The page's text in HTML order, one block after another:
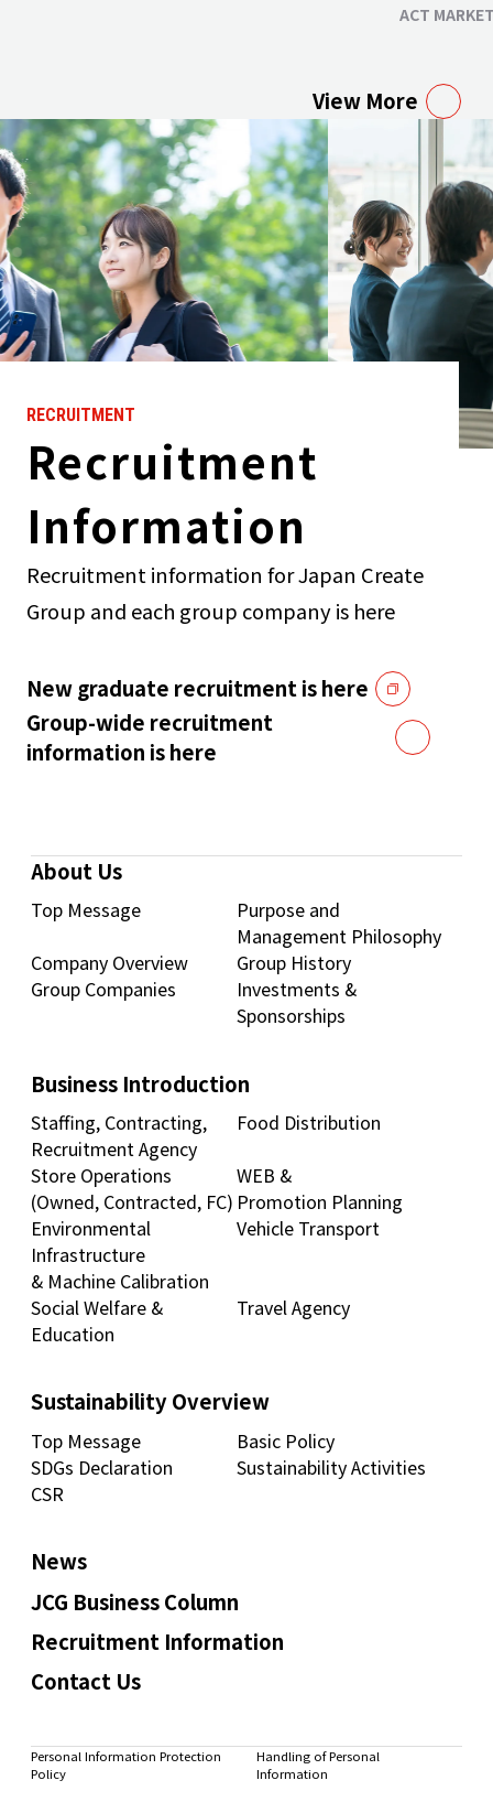
ACT
View More
RECRUITMENT
Recruitment
Information
Recruitment information for Japan Create
Group and each group company is here
New graduate recruitment is here
Group-wide recruitment
information is here
About Us
Top Message
Purpose and
Management Philosophy
Company Overview
Group History
Group Companies
Investments &
Sponsorships
Business Introduction
Staffing, Contracting,
Recruitment Agency
Food Distribution
Store Operations
(Owned, Contracted, FC)
WEB &
Promotion Planning
Environmental
Infrastructure
& Machine Calibration
Vehicle Transport
Social Welfare &
Education
Travel Agency
Sustainability Overview
Top Message
Basic Policy
SDGs Declaration
Sustainability Activities
CSR
News
JCG Business Column
Recruitment Information
Contact Us
Personal Information Protection
Policy
Handling of Personal
Information